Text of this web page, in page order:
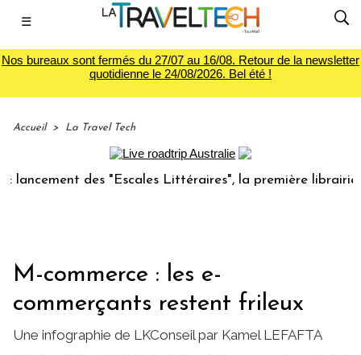
☰
Nos bureaux sont fermés du 27/07 au 16/08. Retour de la newsletter
quotidienne le 24/08/2026. Bel été !
Accueil > La Travel Tech
des "Escales Littéraires", la première librairie du
M-commerce : les e-
commerçants restent frileux
Une infographie de LKConseil par Kamel LEFAFTA